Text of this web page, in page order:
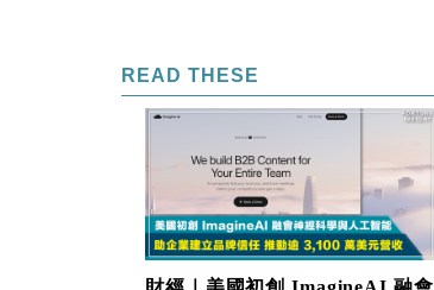
READ THESE